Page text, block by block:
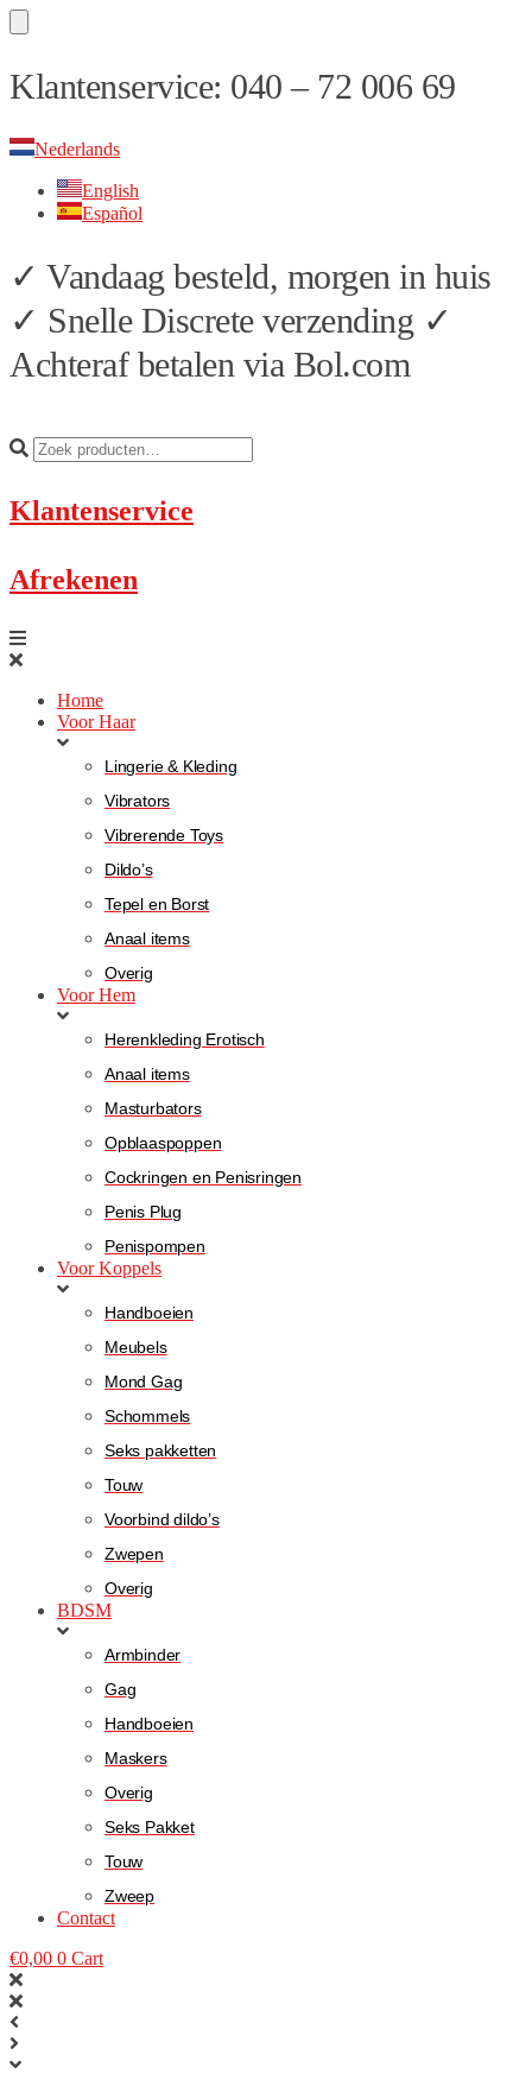
Skip
to
Skip
to
Klantenservice: 040 – 72 006 69
Nederlands
English
Español
✓ Vandaag besteld, morgen in huis
✓ Snelle Discrete verzending ✓
Achteraf betalen via Bol.com
Klantenservice
Afrekenen
Home
Voor Haar
Lingerie & Kleding
Vibrators
Vibrerende Toys
Dildo’s
Tepel en Borst
Anaal items
Overig
Voor Hem
Herenkleding Erotisch
Anaal items
Masturbators
Opblaaspoppen
Cockringen en Penisringen
Penis Plug
Penispompen
Voor Koppels
Handboeien
Meubels
Mond Gag
Schommels
Seks pakketten
Touw
Voorbind dildo’s
Zwepen
Overig
BDSM
Armbinder
Gag
Handboeien
Maskers
Overig
Seks Pakket
Touw
Zweep
Contact
€0,00 0 Cart